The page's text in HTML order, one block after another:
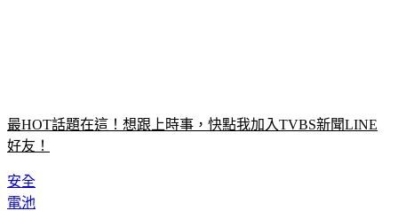
最HOT話題在這！想跟上時事，快點我加入TVBS新聞LINE
好友！
安全
電池